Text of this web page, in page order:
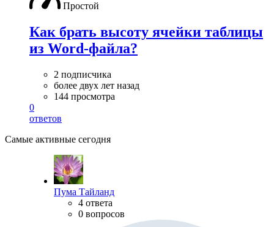
Простой
Как брать высоту ячейки таблицы
из Word-файла?
2 подписчика
более двух лет назад
144 просмотра
0
ответов
Самые активные сегодня
Пума Тайланд
4 ответа
0 вопросов